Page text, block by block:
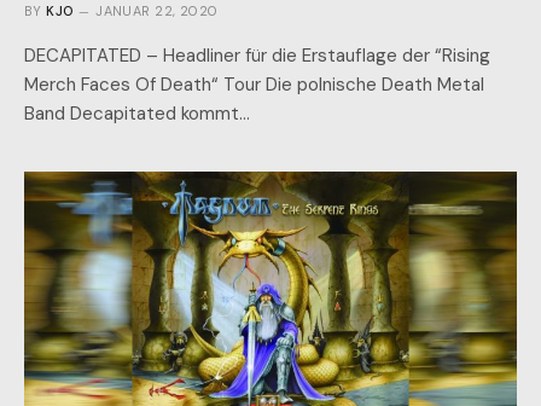
BY KJO JANUAR 22, 2020
DECAPITATED – Headliner für die Erstauflage der “Rising
Merch Faces Of Death“ Tour Die polnische Death Metal
Band Decapitated kommt…